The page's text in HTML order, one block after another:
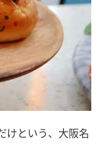
けという、大阪名